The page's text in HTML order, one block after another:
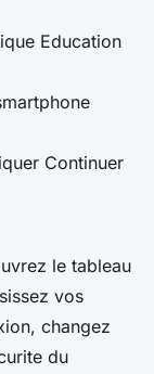
Education
Continuer
le tableau
vos
changez
du